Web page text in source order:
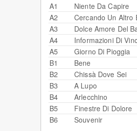
A1 Niente Da Capire
A2
Cercando Un Altro
A3
Dolce Amore Del
A4
Informazioni Di
A5
Giorno Di Pioggia
B1
Bene
B2
Chissà Dove Sei
B3
A Lupo
B4
Arlecchino
B5
Finestre Di Dolore
B6
Souvenir